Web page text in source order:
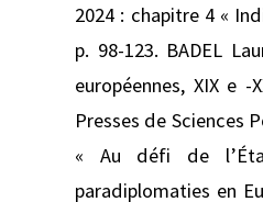
2024 : chapitre 4 «
p. 98-123. BADEL
européennes, XIX e -
Presses de Sciences
« Au défi de
paradiplomaties en